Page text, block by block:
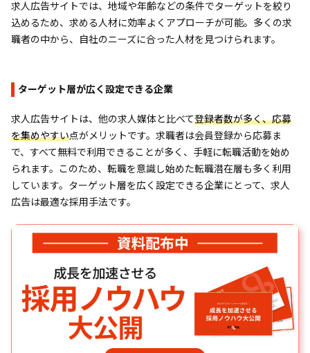
求人広告サイトでは、地域や年齢などの条件でターゲットを絞り
込めるため、求める人材に効率よくアプローチが可能。多くの求
職者の中から、自社のニーズに合った人材を見つけられます。
ターゲット層が広く設定できる企業
求人広告サイトは、他の求人媒体と比べて登録者数が多く、応募
を集めやすい点がメリットです。求職者は会員登録から応募ま
で、すべて無料で利用できることが多く、手軽に転職活動を始め
られます。このため、転職を意識し始めた転職潜在層も多く利用
しています。ターゲット層を広く設定できる企業にとって、求人
広告は最適な採用手法です。